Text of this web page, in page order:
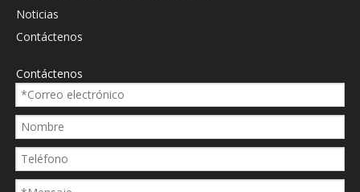
Noticias
Contáctenos
Contáctenos